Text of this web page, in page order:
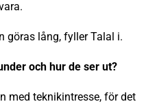
göras lång, fyller Talal i.
och hur de ser ut?
med teknikintresse, för det